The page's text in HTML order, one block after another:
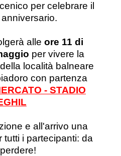
per celebrare il
alle ore 11 di
per vivere la
località balneare
con partenza
- STADIO
e all'arrivo una
tutti i partecipanti: da